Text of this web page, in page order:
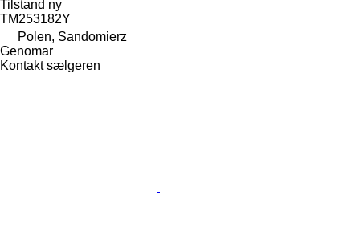
Tilstand ny
TM253182Y
Polen, Sandomierz
Genomar
Kontakt sælgeren